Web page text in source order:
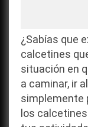
¿Sabías que
calcetines
situación en
a caminar, ir
simplemente
los